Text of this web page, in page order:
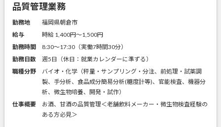
品質管理業務
勤務地
福岡県朝倉市
給与
時給 1,400円〜1,500円
勤務時間
8:30～17:30（実働7時間30分）
勤務日数
週5日（休日：就業カレンダーに準ずる）
職種分野
バイオ・化学（秤量・サンプリング・分注、前処理・試薬調
製、手分析、食品成分簡易分析(糖度計等)、官能検査、機器分
析、微生物培養、開発・試作）
仕事概要
お酒、甘酒の品質管理＜老舗飲料メーカー・微生物検査経験の
ある方必見＞